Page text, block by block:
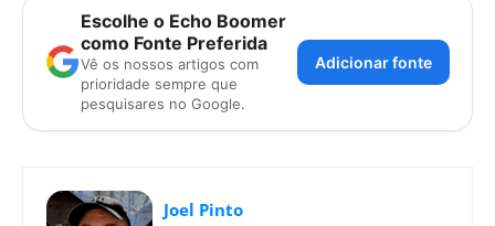
Escolhe o Echo Boomer
como Fonte Preferida
Vê os nossos artigos com
prioridade sempre que
pesquisares no Google.
Adicionar fonte
Joel Pinto